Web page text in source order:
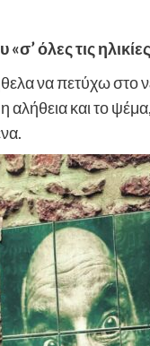
όλες τις
να πετύχω στο
αλήθεια και το